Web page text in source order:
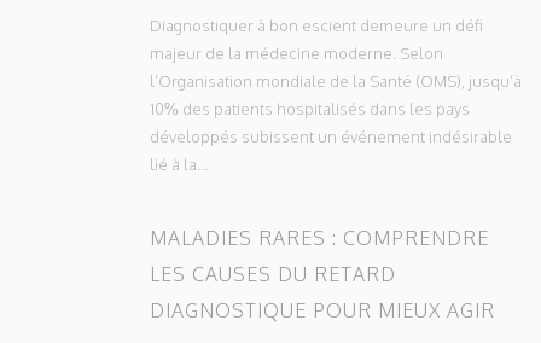
Diagnostiquer à bon escient demeure un défi
majeur de la médecine moderne. Selon
l’Organisation mondiale de la Santé (OMS), jusqu’à
10% des patients hospitalisés dans les pays
développés subissent un événement indésirable
lié à la...
MALADIES RARES : COMPRENDRE
LES CAUSES DU RETARD
DIAGNOSTIQUE POUR MIEUX AGIR